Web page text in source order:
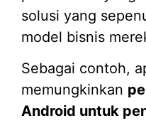
solusi yang
model bisnis
Sebagai contoh,
memungkinkan
Android untuk